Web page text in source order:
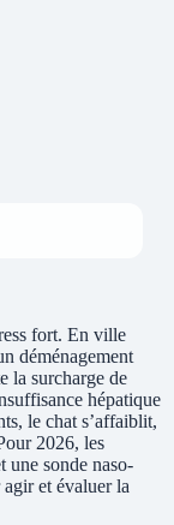
fort. En ville
déménagement
la surcharge de
hépatique
le chat s’affaiblit,
2026, les
une sonde naso-
et évaluer la